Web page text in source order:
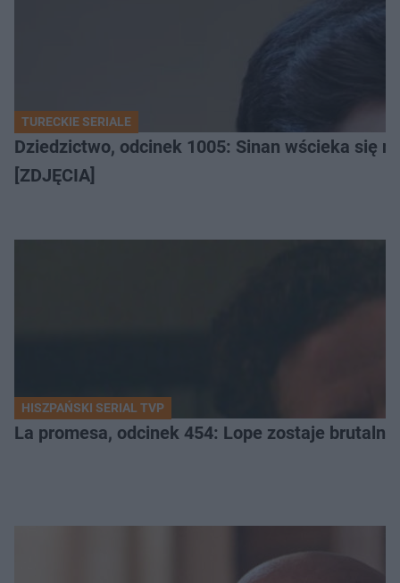
TURECKIE SERIALE
Dziedzictwo, odcinek 1005: Sinan wścieka się
[ZDJĘCIA]
HISZPAŃSKI SERIAL TVP
La promesa, odcinek 454: Lope zostaje